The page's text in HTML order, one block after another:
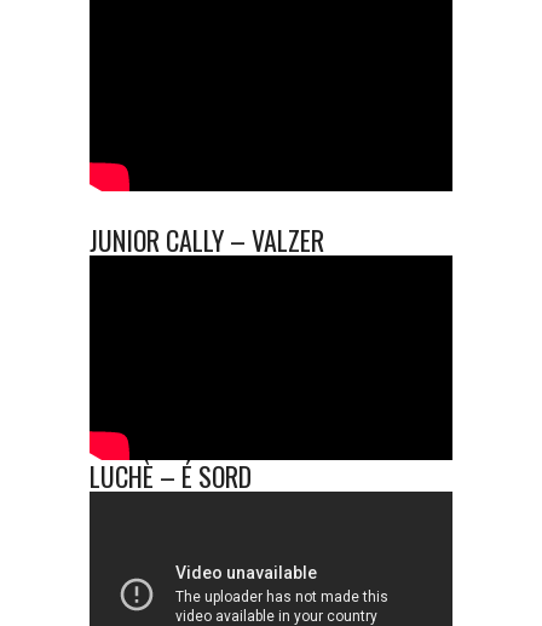
JUNIOR CALLY – VALZER
LUCHÈ – É SORD